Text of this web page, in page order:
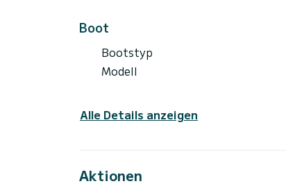
Boot
Bootstyp
Modell
Alle Details anzeigen
Aktionen